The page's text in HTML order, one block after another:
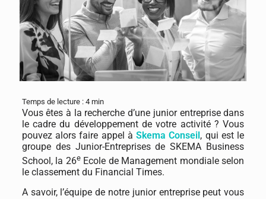
Temps de lecture : 4 min
Vous êtes à la recherche d’une junior entreprise dans
le cadre du développement de votre activité ? Vous
pouvez alors faire appel àSkema Conseil, qui est le
groupe des Junior-Entreprises de SKEMA Business
School, la 26eEcole de Management mondiale selon
le classement du Financial Times.
A savoir, l’équipe de notre junior entreprise peut vous